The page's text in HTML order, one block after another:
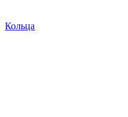
Кольца